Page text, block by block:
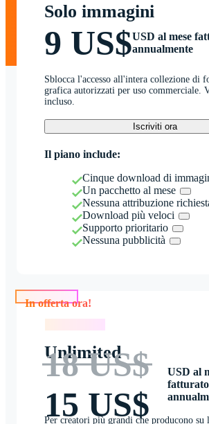
Solo immagini
9 US$USD al mese
annualmente
Sblocca l'accesso all'intera collezione di
grafica autorizzati per uso commerciale.
incluso.
Iscriviti ora
Il piano include:
Cinque download di
Un pacchetto al mese
Nessuna attribuzione
Download più veloci
Supporto prioritario
Nessuna pubblicità
Unlimited
18 US$
15 US$
USD al
fatturato
Per creatori più grandi che producono su